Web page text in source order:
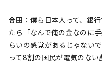
合田 ：僕ら日本人って、銀
たら「なんで俺の金なのに
らいの感覚があるじゃない
って8割の国民が電気のな